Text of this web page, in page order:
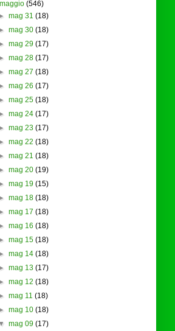
maggio (546)
mag 31 (18)
mag 30 (18)
mag 29 (17)
mag 28 (17)
mag 27 (18)
mag 26 (17)
mag 25 (18)
mag 24 (17)
mag 23 (17)
mag 22 (18)
mag 21 (18)
mag 20 (19)
mag 19 (15)
mag 18 (18)
mag 17 (18)
mag 16 (18)
mag 15 (18)
mag 14 (18)
mag 13 (17)
mag 12 (18)
mag 11 (18)
mag 10 (18)
mag 09 (17)